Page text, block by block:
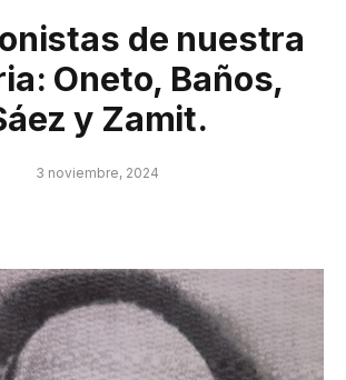
de nuestra
Oneto, Baños,
y Zamit.
3 noviembre, 2024